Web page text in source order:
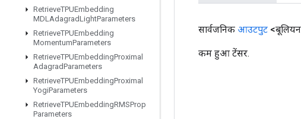
RetrieveTPUEmbedding
MDLAdagradLightParameters
RetrieveTPUEmbedding
MomentumParameters
RetrieveTPUEmbeddingProximal
AdagradParameters
RetrieveTPUEmbeddingProximal
YogiParameters
RetrieveTPUEmbeddingRMSProp
Parameters
सार्वजनिक आउटपुट
कम हुआ टेंसर.